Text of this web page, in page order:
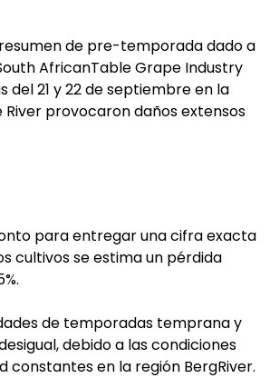
de pre-temporada dado a
AfricanTable Grape Industry
del 21 y 22 de septiembre en la
River provocaron daños extensos
para entregar una cifra exacta
cultivos se estima un pérdida
de temporadas temprana y
debido a las condiciones
constantes en la región BergRiver.